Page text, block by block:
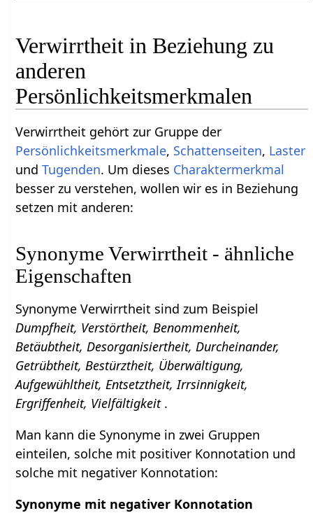
Verwirrtheit in Beziehung zu
anderen
Persönlichkeitsmerkmalen
Verwirrtheit gehört zur Gruppe der
Persönlichkeitsmerkmale, Schattenseiten, Laster
undTugenden. Um dieses Charaktermerkmal
besser zu verstehen, wollen wir es in Beziehung
setzen mit anderen:
Synonyme Verwirrtheit - ähnliche
Eigenschaften
Synonyme Verwirrtheit sind zum Beispiel
Dumpfheit, Verstörtheit, Benommenheit,
Betäubtheit, Desorganisiertheit, Durcheinander,
Getrübtheit, Bestürztheit, Überwältigung,
Aufgewühltheit, Entsetztheit, Irrsinnigkeit,
Ergriffenheit, Vielfältigkeit .
Man kann die Synonyme in zwei Gruppen
einteilen, solche mit positiver Konnotation und
solche mit negativer Konnotation:
Synonyme mit negativer Konnotation